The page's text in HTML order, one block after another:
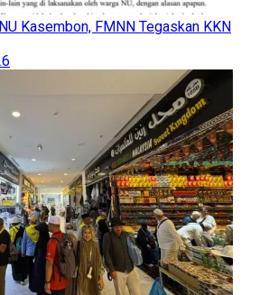
Kasembon, FMNN Tegaskan KKN